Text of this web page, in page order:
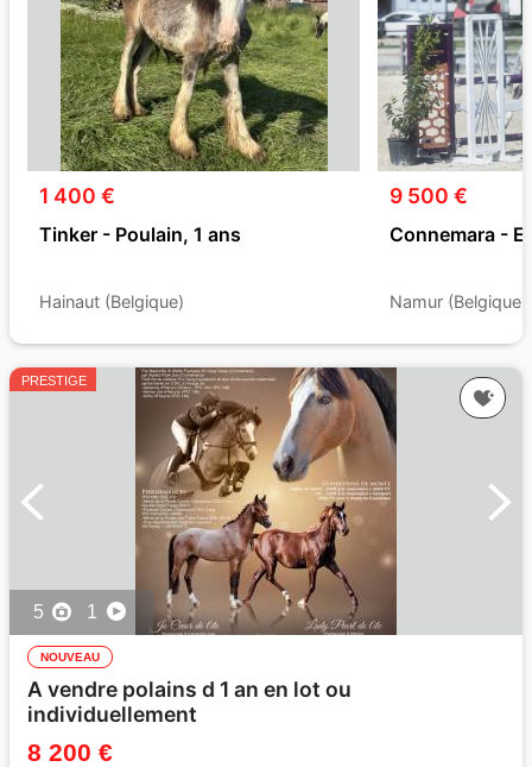
1 400 €
Tinker - Poulain, 1 ans
Hainaut (Belgique)
9 500 €
Connemara -
Namur (Belgique)
PRESTIGE
5 1
NOUVEAU
A vendre polains d 1 an en lot ou
individuellement
8 200 €